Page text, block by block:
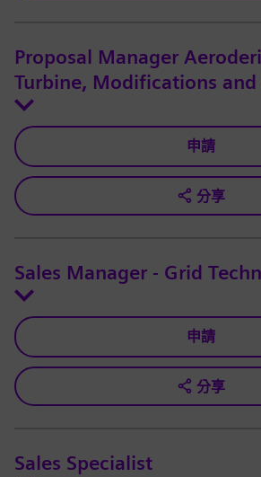
Proposal Manager
Turbine, Modifications and
申請
分享
Sales Manager - Grid
申請
分享
Sales Specialist